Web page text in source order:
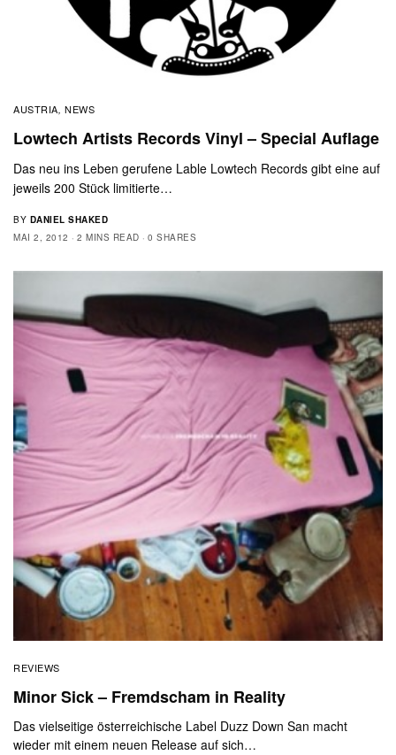
AUSTRIA, NEWS
Lowtech Artists Records Vinyl – Special Auflage
Das neu ins Leben gerufene Lable Lowtech Records gibt eine auf
jeweils 200 Stück limitierte…
BY DANIEL SHAKED
MAI 2, 2012
2 MINS READ 0 SHARES
REVIEWS
Minor Sick – Fremdscham in Reality
Das vielseitige österreichische Label Duzz Down San macht
wieder mit einem neuen Release auf sich…